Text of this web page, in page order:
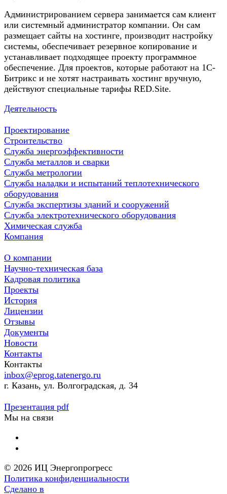
Администрированием сервера занимается сам клиент
или системный администратор компании. Он сам
размещает сайты на хостинге, производит настройку
системы, обеспечивает резервное копирование и
устанавливает подходящее проекту программное
обеспечение. Для проектов, которые работают на 1С-
Битрикс и не хотят настраивать хостинг вручную,
действуют специальные тарифы RED.Site.
Деятельность
Проектирование
Строительство
Служба энергоэффективности
Служба металлов и сварки
Служба метрологии
Служба наладки и испытаний теплотехнического
оборудования
Служба экспертизы зданий и сооружений
Служба электротехнического оборудования
Химическая служба
Компания
О компании
Научно-техническая база
Кадровая политика
Проекты
История
Лицензии
Отзывы
Документы
Новости
Контакты
Контакты
inbox@eprog.tatenergo.ru
г. Казань, ул. Волгоградская, д. 34
Презентация pdf
Мы на связи
© 2026 ИЦ Энергопрогресс
Политика конфиденциальности
Сделано в